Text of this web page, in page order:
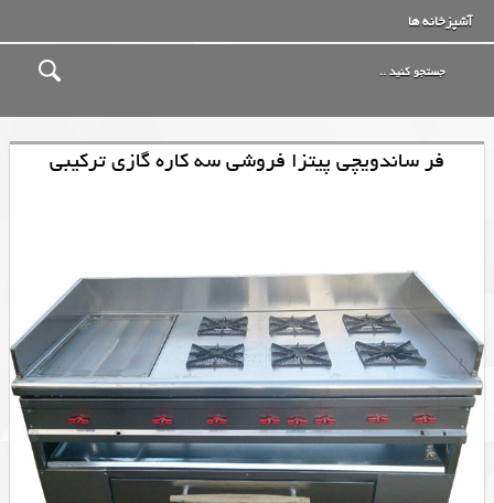
آشپزخانه ها
فر ساندویچی پیتزا فروشی سه کاره گازی ترکیبی